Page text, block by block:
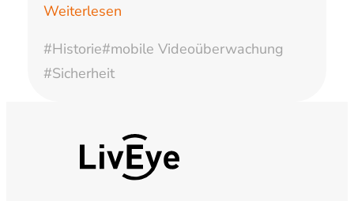
Weiterlesen
#Historie#mobile Videoüberwachung
#Sicherheit